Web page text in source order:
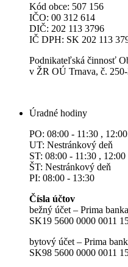
Kód obce: 507 156
IČO: 00 312 614
DIČ: 202 113 3796
IČ DPH: SK 202 113
Podnikateľská činnosť
v ŽR OÚ Trnava, č.
Úradné hodiny
PO: 08:00 - 11:30 ,
UT: Nestránkový deň
ST: 08:00 - 11:30 ,
ŠT: Nestránkový deň
PI: 08:00 - 13:30
Čísla účtov
bežný účet – Prima banka
SK19 5600 0000 0011
bytový účet – Prima
SK98 5600 0000 0011